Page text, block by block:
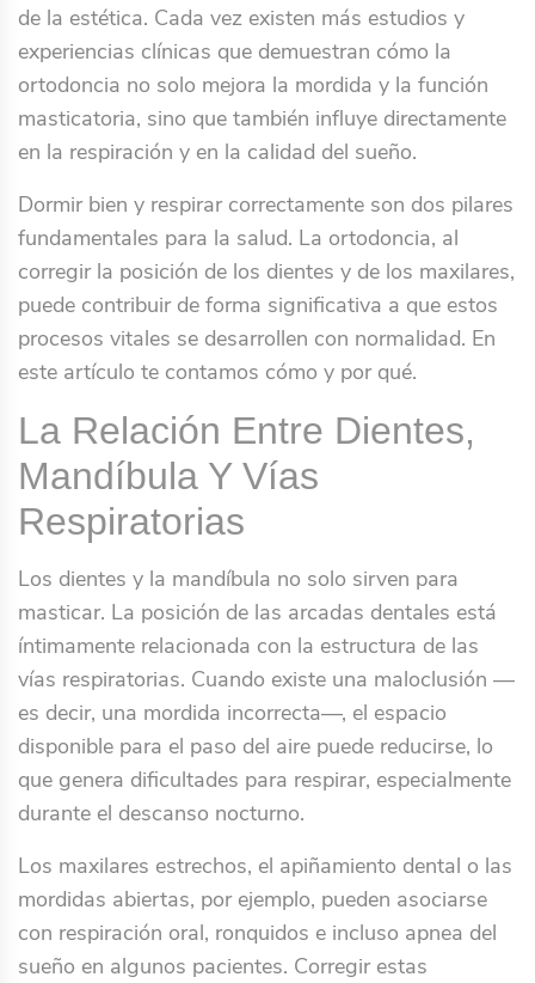
de la estética. Cada vez existen más estudios y
experiencias clínicas que demuestran cómo la
ortodoncia no solo mejora la mordida y la función
masticatoria, sino que también influye directamente
en la respiración y en la calidad del sueño.
Dormir bien y respirar correctamente son dos pilares
fundamentales para la salud. La ortodoncia, al
corregir la posición de los dientes y de los maxilares,
puede contribuir de forma significativa a que estos
procesos vitales se desarrollen con normalidad. En
este artículo te contamos cómo y por qué.
La Relación Entre Dientes,
Mandíbula Y Vías
Respiratorias
Los dientes y la mandíbula no solo sirven para
masticar. La posición de las arcadas dentales está
íntimamente relacionada con la estructura de las
vías respiratorias. Cuando existe una maloclusión —
es decir, una mordida incorrecta—, el espacio
disponible para el paso del aire puede reducirse, lo
que genera dificultades para respirar, especialmente
durante el descanso nocturno.
Los maxilares estrechos, el apiñamiento dental o las
mordidas abiertas, por ejemplo, pueden asociarse
con respiración oral, ronquidos e incluso apnea del
sueño en algunos pacientes. Corregir estas